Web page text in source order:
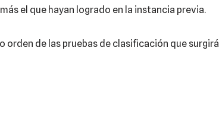
el que hayan logrado en la instancia previa.
orden de las pruebas de clasificación que surgirá